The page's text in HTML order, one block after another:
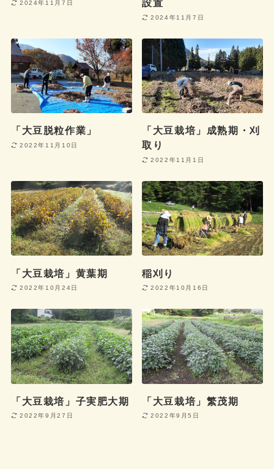
2024年11月7日 設置
2024年11月7日
「大豆脱粒作業」
2022年11月10日
「大豆栽培」成熟期・刈
取り
2022年11月1日
「大豆栽培」黄葉期
2022年10月24日
稲刈り
2022年10月16日
「大豆栽培」子実肥大期
2022年9月27日
「大豆栽培」繁茂期
2022年9月5日